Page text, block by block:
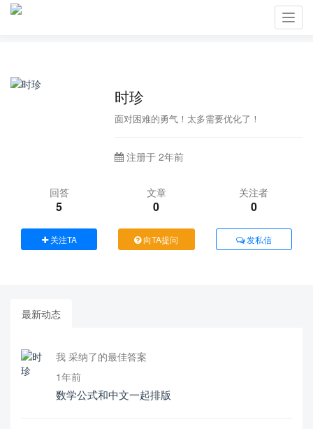
时珍
面对困难的勇气！太多需要优化了！
注册于 2年前
回答
5
文章
0
关注者
0
关注TA 向TA提问 发私信
最新动态
我 采纳了的最佳答案
1年前
数学公式和中文一起排版